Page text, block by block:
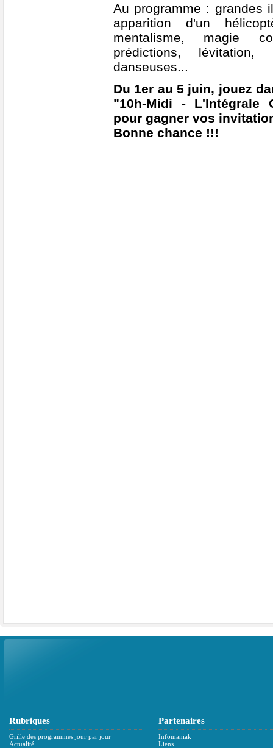
Au programme : grandes
apparition d'un
mentalisme, magie
prédictions,
danseuses...
Du 1er au 5 juin, jouez
"10h-Midi - L'Intégrale
pour gagner vos
Bonne chance !!!
Rubriques
Grille des programmes jour par jour
Actualité
Partenaires
Infomaniak
Liens